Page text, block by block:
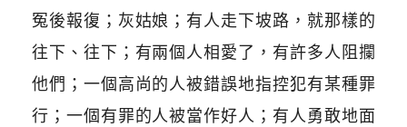
冤後報復；灰姑娘；有人走下坡路，就那樣的
往下、往下；有兩個人相愛了，有許多人阻攔
他們；一個高尚的人被錯誤地指控犯有某種罪
行；一個有罪的人被當作好人；有人勇敢地面